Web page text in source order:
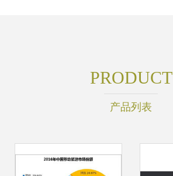
PRODUCT
产品列表